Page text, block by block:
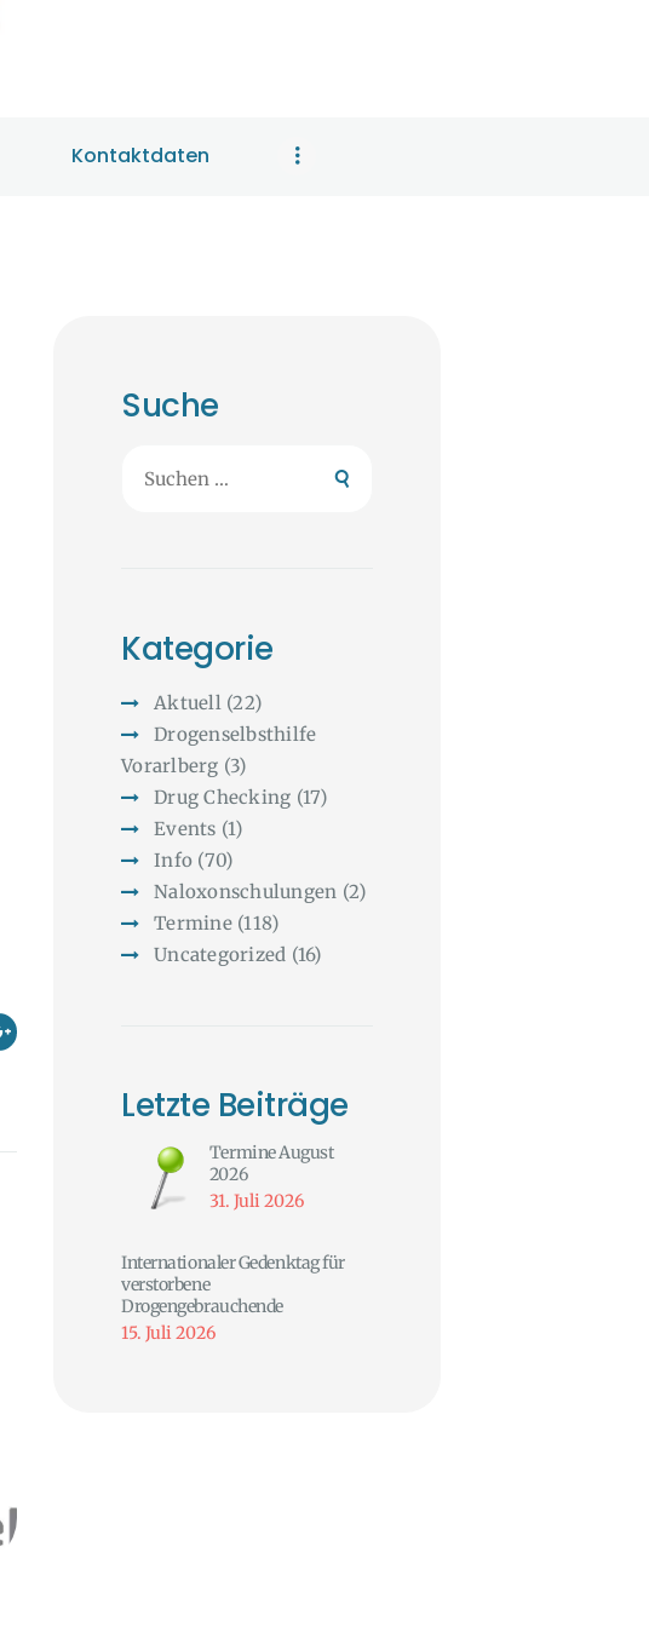
Kontaktdaten
Suche
nach:
Kategorie
Aktuell(22)
Drogenselbsthilfe
Vorarlberg (3)
Drug Checking (17)
Events (1)
Info (70)
Naloxonschulungen (2)
Termine(118)
Uncategorized (16)
Letzte Beiträge
Termine August
2026
31. Juli 2026
Internationaler Gedenktag für
verstorbene
Drogengebrauchende
15. Juli 2026